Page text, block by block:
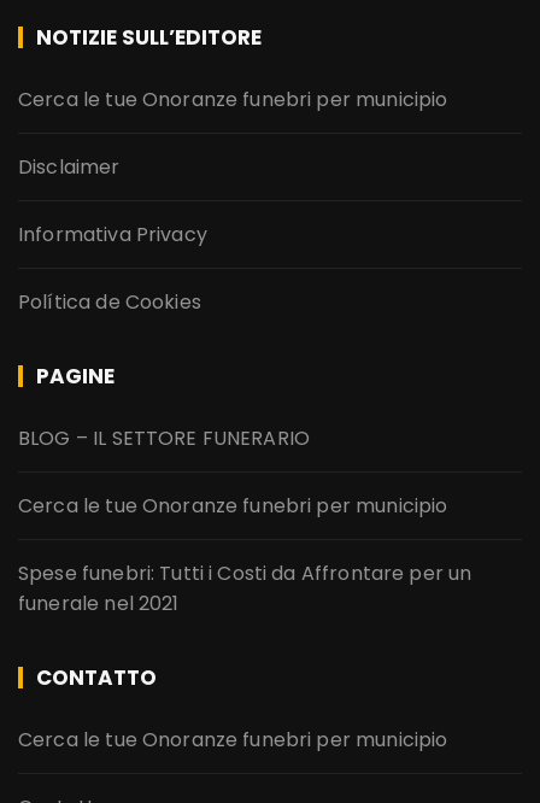
NOTIZIE SULL’EDITORE
Cerca le tue Onoranze funebri per municipio
Disclaimer
Informativa Privacy
Política de Cookies
PAGINE
BLOG – IL SETTORE FUNERARIO
Cerca le tue Onoranze funebri per municipio
Spese funebri: Tutti i Costi da Affrontare per un
funerale nel 2021
CONTATTO
Cerca le tue Onoranze funebri per municipio